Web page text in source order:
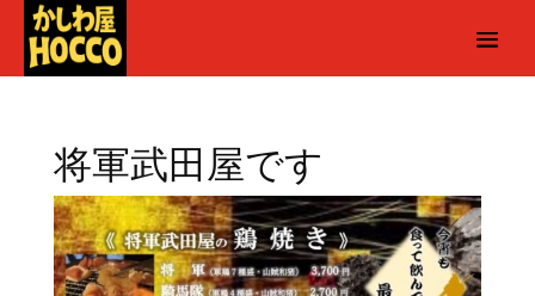
将軍武田屋です